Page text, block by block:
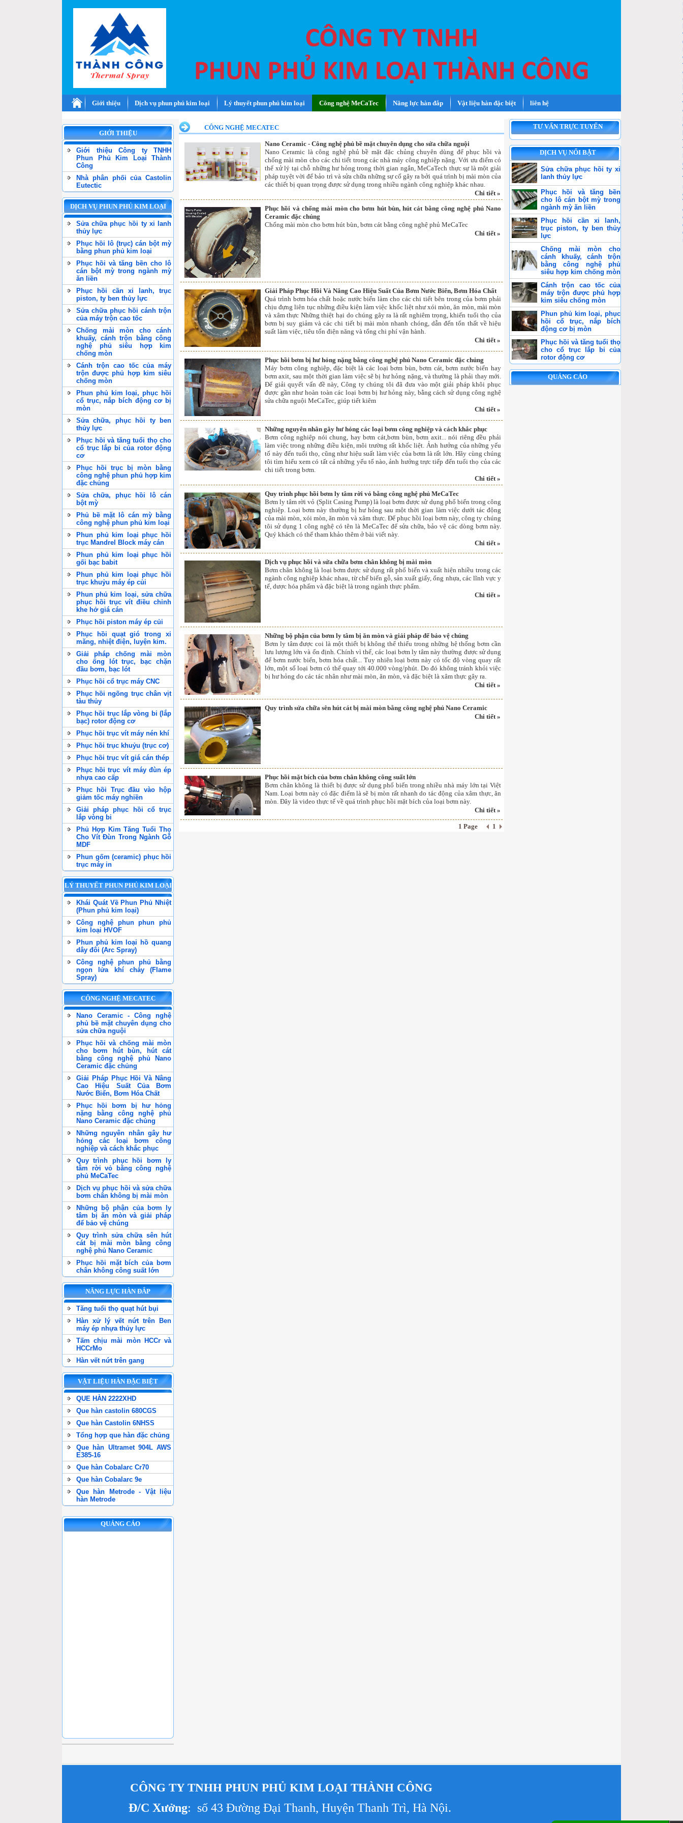
Giới thiệu Dịch vụ phun phủ kim loại Lý thuyết phun phủ kim loại Công nghệ MeCaTec Năng lực hàn đắp Vật liệu hàn đặc biệt liên hệ
GIỚI THIỆU
Giới thiệu Công ty TNHH
Phun Phủ Kim Loại Thành
Công
Nhà phân phối của Castolin
Eutectic
DỊCH VỤ PHUN PHỦ KIM LOẠI
Sửa chữa phục hồi ty xi lanh
thủy lực
Phục hồi lô (trục) cán bột mỳ
bằng phun phủ kim loại
Phục hồi và tăng bền cho lô
cán bột mỳ trong ngành mỳ
ăn liền
Phục hồi cần xi lanh, trục
piston, ty ben thủy lực
Sửa chữa phục hồi cánh trộn
của máy trộn cao tốc
Chống mài mòn cho cánh
khuấy, cánh trộn bằng công
nghệ phủ siêu hợp kim
chống mòn
Cánh trộn cao tốc của máy
trộn được phủ hợp kim siêu
chống mòn
Phun phủ kim loại, phục hồi
cổ trục, nắp bích động cơ bị
mòn
Sửa chữa, phục hồi ty ben
thủy lực
Phục hồi và tăng tuổi thọ cho
cổ trục lắp bi của rotor động
cơ
Phục hồi trục bị mòn bằng
công nghệ phun phủ hợp kim
đặc chủng
Sửa chữa, phục hồi lô cán
bột mỳ
Phủ bề mặt lô cán mỳ bằng
công nghệ phun phủ kim loại
Phun phủ kim loại phục hồi
trục Mandrel Block máy cán
Phun phủ kim loại phục hồi
gối bạc babit
Phun phủ kim loại phục hồi
trục khuỷu máy ép củi
Phun phủ kim loại, sửa chữa
phục hồi trục vít điều chỉnh
khe hở giá cán
Phục hồi piston máy ép củi
Phục hồi quạt gió trong xi
măng, nhiệt điện, luyện kim.
Giải pháp chống mài mòn
cho ống lót trục, bạc chặn
đầu bơm, bạc lót
Phục hồi cổ trục máy CNC
Phục hồi ngõng trục chân vịt
tàu thủy
Phục hồi trục lắp vòng bi (lắp
bạc) rotor động cơ
Phục hồi trục vít máy nén khí
Phục hồi trục khuỷu (trục cơ)
Phục hồi trục vít giá cán thép
Phục hồi trục vít máy đùn ép
nhựa cao cấp
Phục hồi Trục đầu vào hộp
giảm tốc máy nghiền
Giải pháp phục hồi cổ trục
lắp vòng bi
Phủ Hợp Kim Tăng Tuổi Thọ
Cho Vít Đùn Trong Ngành Gỗ
MDF
Phun gốm (ceramic) phục hồi
trục máy in
LÝ THUYẾT PHUN PHỦ KIM LOẠI
Khái Quát Về Phun Phủ Nhiệt
(Phun phủ kim loại)
Công nghệ phun phun phủ
kim loại HVOF
Phun phủ kim loại hồ quang
dây đôi (Arc Spray)
Công nghệ phun phủ bằng
ngọn lửa khí cháy (Flame
Spray)
CÔNG NGHỆ MECATEC
Nano Ceramic - Công nghệ
phủ bề mặt chuyên dụng cho
sửa chữa nguội
Phục hồi và chống mài mòn
cho bơm hút bùn, hút cát
bằng công nghệ phủ Nano
Ceramic đặc chủng
Giải Pháp Phục Hồi Và Nâng
Cao Hiệu Suất Của Bơm
Nước Biển, Bơm Hóa Chất
Phục hồi bơm bị hư hỏng
nặng bằng công nghệ phủ
Nano Ceramic đặc chủng
Những nguyên nhân gây hư
hỏng các loại bơm công
nghiệp và cách khắc phục
Quy trình phục hồi bơm ly
tâm rời vỏ bằng công nghệ
phủ MeCaTec
Dịch vụ phục hồi và sửa chữa
bơm chân không bị mài mòn
Những bộ phận của bơm ly
tâm bị ăn mòn và giải pháp
để bảo vệ chúng
Quy trình sửa chữa sên hút
cát bị mài mòn bằng công
nghệ phủ Nano Ceramic
Phục hồi mặt bích của bơm
chân không công suất lớn
NĂNG LỰC HÀN ĐẮP
Tăng tuổi thọ quạt hút bụi
Hàn xử lý vết nứt trên Ben
máy ép nhựa thủy lực
Tấm chịu mài mòn HCCr và
HCCrMo
Hàn vết nứt trên gang
VẬT LIỆU HÀN ĐẶC BIỆT
QUE HÀN 2222XHD
Que hàn castolin 680CGS
Que hàn Castolin 6NHSS
Tổng hợp que hàn đặc chủng
Que hàn Ultramet 904L AWS
E385-16
Que hàn Cobalarc Cr70
Que hàn Cobalarc 9e
Que hàn Metrode - Vật liệu
hàn Metrode
QUẢNG CÁO
CÔNG NGHỆ MECATEC
Nano Ceramic - Công nghệ phủ bề mặt chuyên dụng cho sửa chữa nguội
Nano Ceramic là công nghệ phủ bề mặt đặc chủng chuyên dùng để phục hồi và
chống mài mòn cho các chi tiết trong các nhà máy công nghiệp nặng. Với ưu điểm có
thể xử lý tại chỗ những hư hỏng trong thời gian ngắn, MeCaTech thực sự là một giải
pháp tuyệt vời để bảo trì và sửa chữa những sự cố gây ra bởi quá trình bị mài mòn của
các thiết bị quan trọng được sử dụng trong nhiều ngành công nghiệp khác nhau.
Chi tiết »
Phục hồi và chống mài mòn cho bơm hút bùn, hút cát bằng công nghệ phủ Nano
Ceramic đặc chủng
Chống mài mòn cho bơm hút bùn, bơm cát bằng công nghệ phủ MeCaTec
Chi tiết »
Giải Pháp Phục Hồi Và Nâng Cao Hiệu Suất Của Bơm Nước Biển, Bơm Hóa Chất
Quá trình bơm hóa chất hoặc nước biển làm cho các chi tiết bên trong của bơm phải
chịu đựng liên tục những điều kiện làm việc khốc liệt như xói mòn, ăn mòn, mài mòn
và xâm thực Những thiệt hại do chúng gây ra là rất nghiêm trọng, khiến tuổi thọ của
bơm bị suy giảm và các chi tiết bị mài mòn nhanh chóng, dẫn đến tổn thất về hiệu
suất làm việc, tiêu tốn điện năng và tổng chi phí vận hành.
Chi tiết »
Phục hồi bơm bị hư hỏng nặng bằng công nghệ phủ Nano Ceramic đặc chủng
Máy bơm công nghiệp, đặc biệt là các loại bơm bùn, bơm cát, bơm nước biển hay
bơm axit, sau một thời gian làm việc sẽ bị hư hỏng nặng, và thường là phải thay mới.
Để giải quyết vấn đề này, Công ty chúng tôi đã đưa vào một giải pháp khôi phục
được gần như hoàn toàn các loại bơm bị hư hỏng này, bằng cách sử dụng công nghệ
sửa chữa nguội MeCaTec, giúp tiết kiêm
Chi tiết »
Những nguyên nhân gây hư hỏng các loại bơm công nghiệp và cách khắc phục
Bơm công nghiệp nói chung, hay bơm cát,bơm bùn, bơm axit... nói riêng đều phải
làm việc trong những điều kiện, môi trường rất khốc liệt. Ảnh hưởng của những yếu
tố này đến tuổi thọ, cũng như hiệu suất làm việc của bơm là rất lớn. Hãy cùng chúng
tôi tìm hiểu xem có tất cả những yếu tố nào, ảnh hưởng trực tiếp đến tuổi thọ của các
chi tiết trong bơm.
Chi tiết »
Quy trình phục hồi bơm ly tâm rời vỏ bằng công nghệ phủ MeCaTec
Bơm ly tâm rời vỏ (Split Casing Pump) là loại bơm được sử dụng phổ biến trong công
nghiệp. Loại bơm này thường bị hư hỏng sau một thời gian làm việc dưới tác động
của mài mòn, xói mòn, ăn mòn và xâm thực. Để phục hồi loại bơm này, công ty chúng
tôi sử dụng 1 công nghệ có tên là MeCaTec để sửa chữa, bảo vệ các dòng bơm này.
Quý khách có thể tham khảo thêm ở bài viết này.
Chi tiết »
Dịch vụ phục hồi và sửa chữa bơm chân không bị mài mòn
Bơm chân không là loại bơm được sử dụng rất phổ biến và xuất hiện nhiều trong các
ngành công nghiệp khác nhau, từ chế biến gỗ, sản xuất giấy, ống nhựa, các lĩnh vực y
tế, dược hóa phẩm và đặc biệt là trong ngành thực phẩm.
Chi tiết »
Những bộ phận của bơm ly tâm bị ăn mòn và giải pháp để bảo vệ chúng
Bơm ly tâm được coi là một thiết bị không thể thiếu trong những hệ thống bơm cần
lưu lượng lớn và ổn định. Chính vì thế, các loại bơm ly tâm này thường được sử dụng
để bơm nước biển, bơm hóa chất... Tuy nhiên loại bơm này có tốc độ vòng quay rất
lớn, một số loại bơm có thể quay tới 40.000 vòng/phút. Do đó không tránh khỏi việc
bị hư hỏng do các tác nhân như mài mòn, ăn mòn, và đặc biệt là xâm thực gây ra.
Chi tiết »
Quy trình sửa chữa sên hút cát bị mài mòn bằng công nghệ phủ Nano Ceramic
Chi tiết »
Phục hồi mặt bích của bơm chân không công suất lớn
Bơm chân không là thiết bị được sử dụng phổ biến trong nhiều nhà máy lớn tại Việt
Nam. Loại bơm này có đặc điểm là sẽ bị mòn rất nhanh do tác động của xâm thực, ăn
mòn. Đây là video thực tế về quá trình phục hồi mặt bích của loại bơm này.
Chi tiết »
1 Page 1
TƯ VẤN TRỰC TUYẾN
DỊCH VỤ NỔI BẬT
Sửa chữa phục hồi ty xi
lanh thủy lực
Phục hồi và tăng bền
cho lô cán bột mỳ trong
ngành mỳ ăn liền
Phục hồi cần xi lanh,
trục piston, ty ben thủy
lực
Chống mài mòn cho
cánh khuấy, cánh trộn
bằng công nghệ phủ
siêu hợp kim chống mòn
Cánh trộn cao tốc của
máy trộn được phủ hợp
kim siêu chống mòn
Phun phủ kim loại, phục
hồi cổ trục, nắp bích
động cơ bị mòn
Phục hồi và tăng tuổi thọ
cho cổ trục lắp bi của
rotor động cơ
QUẢNG CÁO
CÔNG TY TNHH PHUN PHỦ KIM LOẠI THÀNH CÔNG
Đ/C Xưởng: số 43 Đường Đại Thanh, Huyện Thanh Trì, Hà Nội.